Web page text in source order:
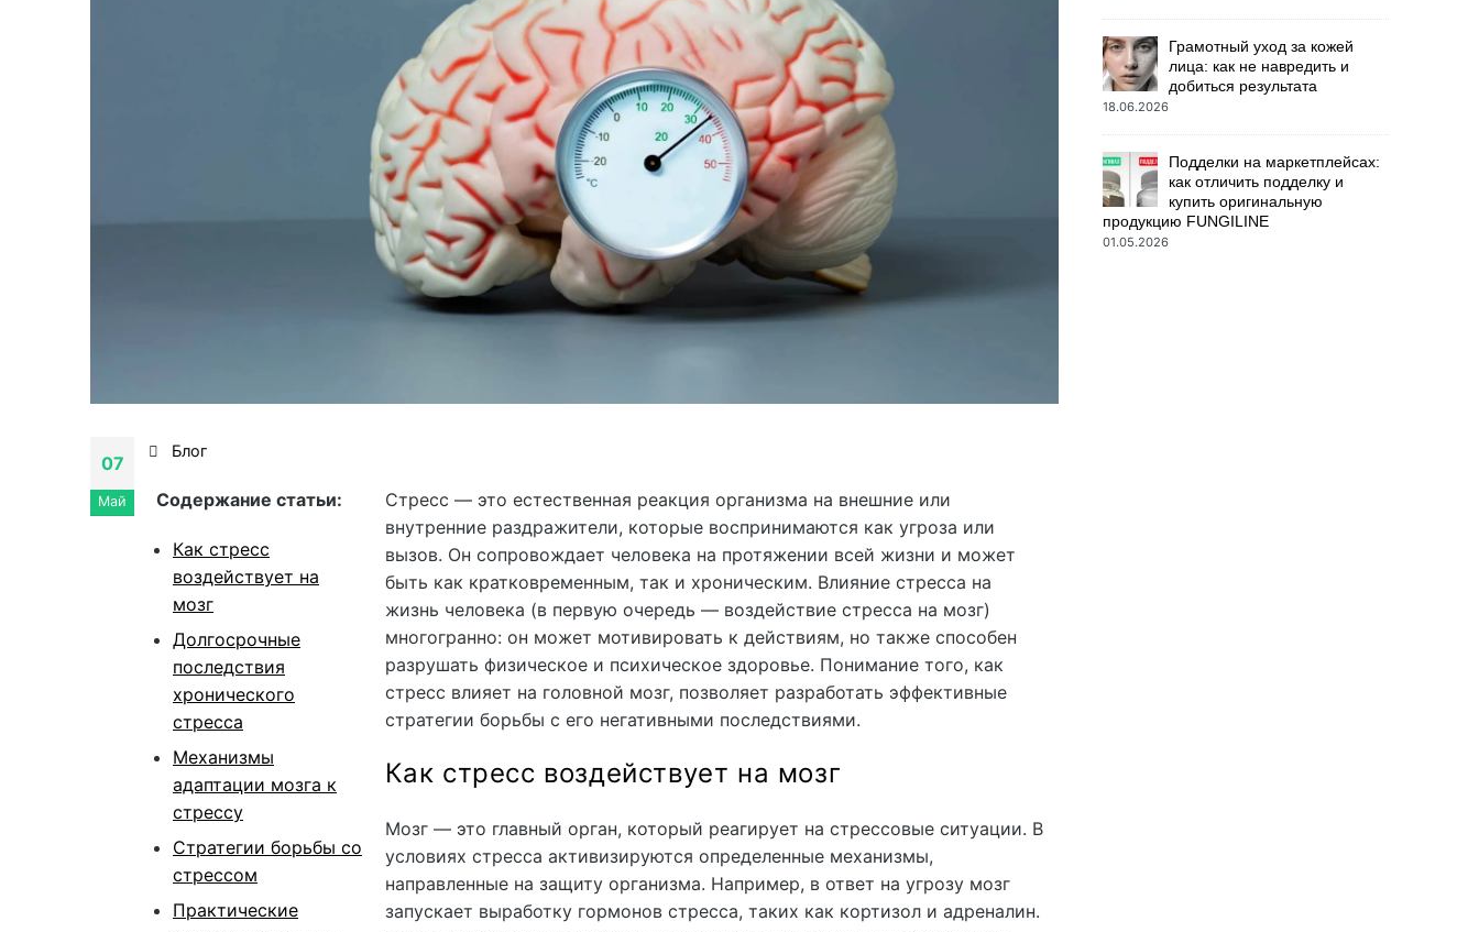
07
Май
Блог
Cодержание статьи:
Как стресс
воздействует на
мозг
Долгосрочные
последствия
хронического
стресса
Механизмы
адаптации мозга к
стрессу
Стратегии борьбы со
стрессом
Практические
Стресс — это естественная реакция организма на внешние или
внутренние раздражители, которые воспринимаются как угроза или
вызов. Он сопровождает человека на протяжении всей жизни и может
быть как кратковременным, так и хроническим. Влияние стресса на
жизнь человека (в первую очередь — воздействие стресса на мозг)
многогранно: он может мотивировать к действиям, но также способен
разрушать физическое и психическое здоровье. Понимание того, как
стресс влияет на головной мозг, позволяет разработать эффективные
стратегии борьбы с его негативными последствиями.
Как стресс воздействует на мозг
Мозг — это главный орган, который реагирует на стрессовые ситуации. В
условиях стресса активизируются определенные механизмы,
направленные на защиту организма. Например, в ответ на угрозу мозг
запускает выработку гормонов стресса, таких как кортизол и адреналин.
Грамотный уход за кожей
лица: как не навредить и
добиться результата
18.06.2026
Подделки на маркетплейсах:
как отличить подделку и
купить оригинальную
продукцию FUNGILINE
01.05.2026